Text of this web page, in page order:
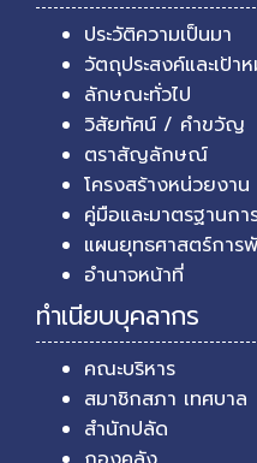
ประวัติความเป็นมา
วัตถุประสงค์และเป้า
ลักษณะทั่วไป
วิสัยทัศน์ / คำขวัญ
ตราสัญลักษณ์
โครงสร้างหน่วยงาน
คู่มือและมาตรฐานก
แผนยุทธศาสตร์กา
อำนาจหน้าที่
ทำเนียบบุคลากร
คณะบริหาร
สมาชิกสภา เทศบาล
สำนักปลัด